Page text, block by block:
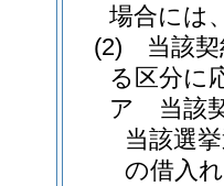
場合には
(2)
当該
る区分に
ア
当該
当該選
の借入